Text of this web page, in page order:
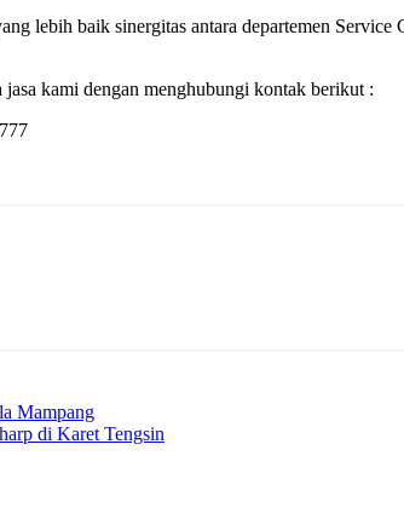
lebih baik sinergitas antara departemen
kami dengan menghubungi kontak berikut :
Mampang
di Karet Tengsin